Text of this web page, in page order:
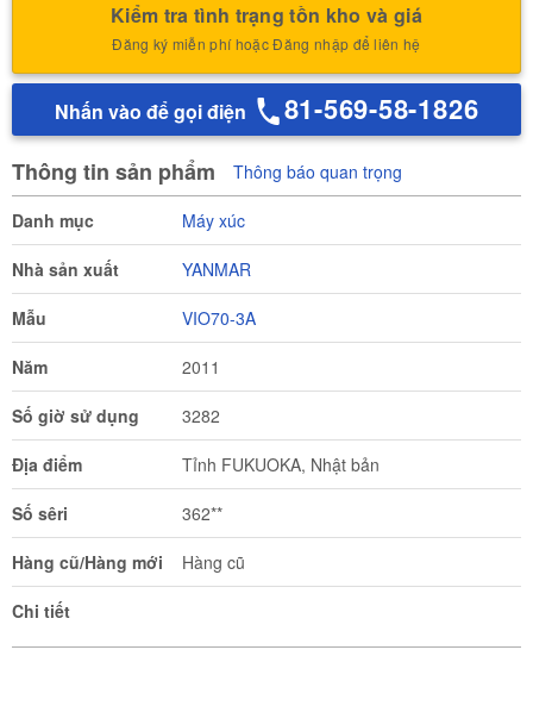
Kiểm tra tình trạng tồn kho và giá
Đăng ký miễn phí hoặc Đăng nhập để liên hệ
Nhấn vào để gọi điện 81-569-58-1826
Thông tin sản phẩm Thông báo quan trọng
Danh mục Máy xúc
Nhà sản xuất YANMAR
Mẫu VIO70-3A
Năm 2011
Số giờ sử dụng 3282
Địa điểm Tỉnh FUKUOKA, Nhật bản
Số sêri 362**
Hàng cũ/Hàng mới Hàng cũ
Chi tiết